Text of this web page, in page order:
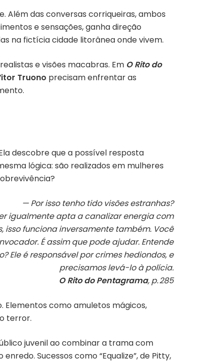
Além das conversas corriqueiras, ambos
e sensações, ganha direção
na fictícia cidade litorânea onde vivem.
e visões macabras. Em O Rito do
Truono precisam enfrentar as
descobre que a possível resposta
lógica: são realizados em mulheres
— Por isso tenho tido visões estranhas?
igualmente apta a canalizar energia com
isso funciona inversamente também. Você
É assim que pode ajudar. Entende
Ele é responsável por crimes hediondos, e
precisamos levá-lo à polícia.
O Rito do Pentagrama, p. 285
Elementos como amuletos mágicos,
terror.
juvenil ao combinar a trama com
Sucessos como “Equalize”, de Pitty,